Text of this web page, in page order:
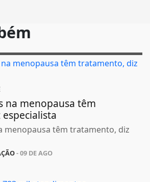
na menopausa têm
menopausa têm tratamento, diz
- 09 DE AGO